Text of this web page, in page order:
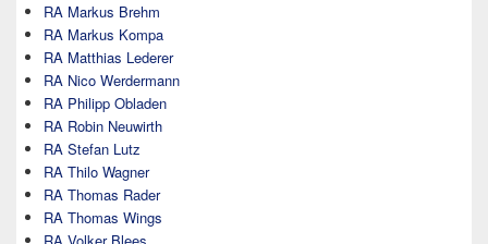
RA Markus Brehm
RA Markus Kompa
RA Matthias Lederer
RA Nico Werdermann
RA Philipp Obladen
RA Robin Neuwirth
RA Stefan Lutz
RA Thilo Wagner
RA Thomas Rader
RA Thomas Wings